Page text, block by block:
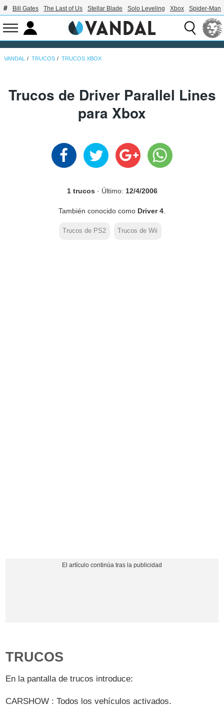
Bill Gates The Last of Us Stellar Blade Solo Leveling Xbox Spider-Man
VANDAL TRUCOS TRUCOS XBOX
Trucos de Driver Parallel Lines
para Xbox
1 trucos · Último: 12/4/2006
También conocido como Driver 4
Trucos de PS2 Trucos de Wii
TRUCOS
En la pantalla de trucos introduce:
CARSHOW : Todos los vehículos activados.